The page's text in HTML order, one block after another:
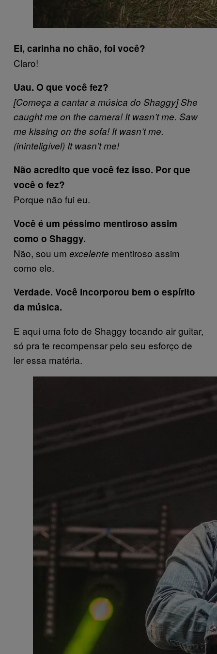
Ei, carinha no chão, foi você?
Claro!
Uau. O que você fez?
[Começa a cantar a música do Shaggy] She
caught me on the camera! It wasn’t me. Saw
me kissing on the sofa! It wasn’t me.
(ininteligível) It wasn’t me!
Não acredito que você fez isso. Por que
você o fez?
Porque não fui eu.
Você é um péssimo mentiroso assim
como o Shaggy.
Não, sou um excelente mentiroso assim
como ele.
Verdade. Você incorporou bem o espírito
da música.
E aqui uma foto de Shaggy tocando air guitar,
só pra te recompensar pelo seu esforço de
ler essa matéria.